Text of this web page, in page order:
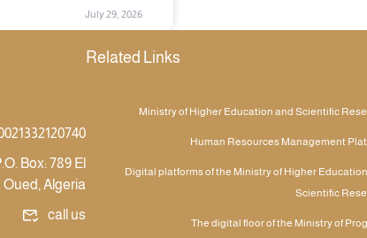
July 29, 2026
Box: 789 El
Oued, Algeria
call us
Related Links
Ministry of Higher Education and Scientific
Human Resources Management
Digital platforms of the Ministry of Higher
Scientific
The digital floor of the Ministry of